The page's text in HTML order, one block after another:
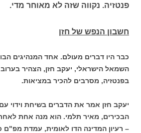
פנטזיה. נקווה שזה לא מאוחר מדי.
חשבון הנפש של חזן
כבר היו דברים מעולם. אחד המנהיגים
השמאל הישראלי, יעקב חזן, הצהיר בערוב
בפנטזיה, מסרבים להכיר במציאות.
יעקב חזן אמר את הדברים בשיחת וידוי
הבכירים, מאיר תלמי. הוא מנה אחת לאחת
– רעיון המדינה הדו לאומית, עמדת מפ"ם